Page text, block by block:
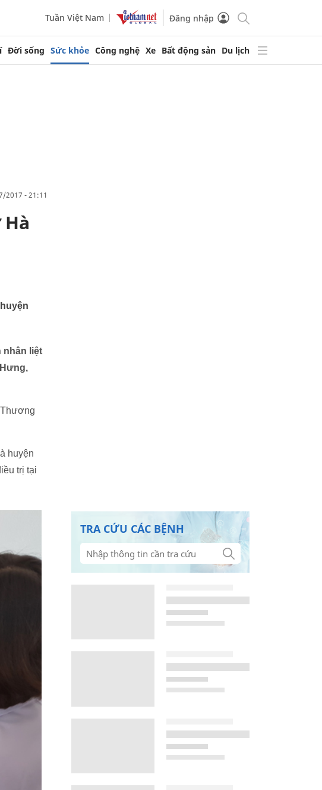
Tuần Việt Nam Đăng nhập
Đời sống Sức khỏe Công nghệ Xe Bất động sản Du lịch
2017 - 21:11
nhân liệt
huyện
trị tại
TRA CỨU CÁC BỆNH